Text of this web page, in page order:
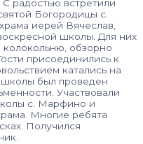
радостью встретили
Богородицы с.
иерей Вячеслав,
школы. Для них
колокольню, обзорно
присоединились к
катались на
был проведен
Участвовали
с. Марфино и
Многие ребята
Получился